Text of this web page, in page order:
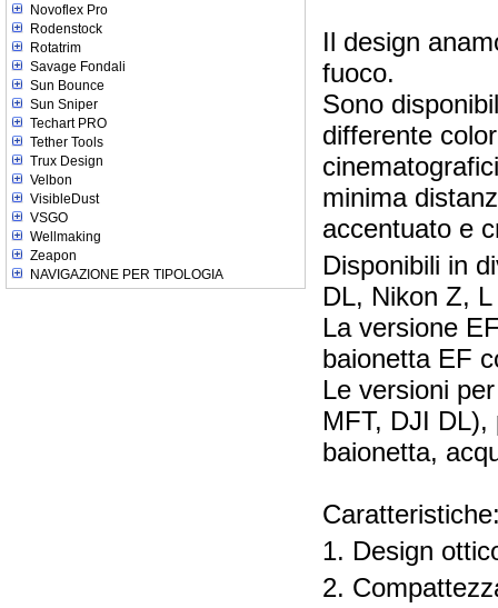
Novoflex Pro
Rodenstock
Rotatrim
Savage Fondali
Sun Bounce
Sun Sniper
Techart PRO
Tether Tools
Trux Design
Velbon
VisibleDust
VSGO
Wellmaking
Zeapon
NAVIGAZIONE PER TIPOLOGIA
Il design
fuoco.
Sono
differente
minima
accentuato e
Disponibili in
DL, Nikon Z,
La versione
baionetta EF
Le versioni
MFT, DJI
baionetta,
1. Design
2.